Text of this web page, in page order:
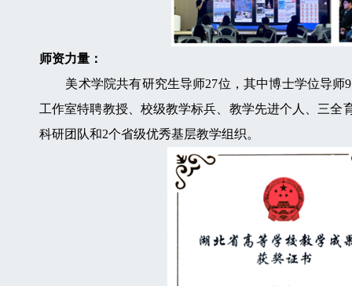
师资力量：
美术学院共有研究生导师27位，其中博士学位导师9
工作室特聘教授、校级教学标兵、教学先进个人、三全
科研团队和2个省级优秀基层教学组织。